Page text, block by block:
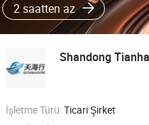
2 saatten az
Shandong
İşletme Türü:Ticari Şirket